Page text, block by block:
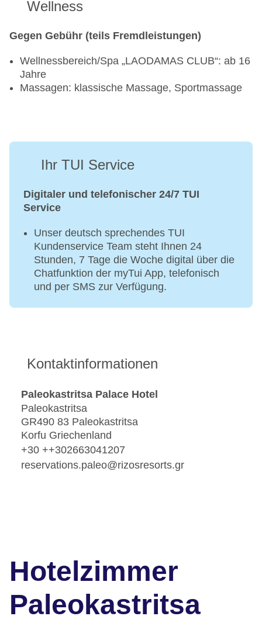
Wellness
Gegen Gebühr (teils Fremdleistungen)
Wellnessbereich/Spa „LAODAMAS CLUB“: ab 16
Jahre
Massagen: klassische Massage, Sportmassage
Ihr TUI Service
Digitaler und telefonischer 24/7 TUI
Service
Unser deutsch sprechendes TUI
Kundenservice Team steht Ihnen 24
Stunden, 7 Tage die Woche digital über die
Chatfunktion der myTui App, telefonisch
und per SMS zur Verfügung.
Kontaktinformationen
Paleokastritsa Palace Hotel
Paleokastritsa
GR490 83 Paleokastritsa
Korfu Griechenland
+30 ++302663041207
reservations.paleo@rizosresorts.gr
Hotelzimmer
Paleokastritsa